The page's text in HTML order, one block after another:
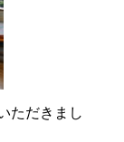
ただきまし